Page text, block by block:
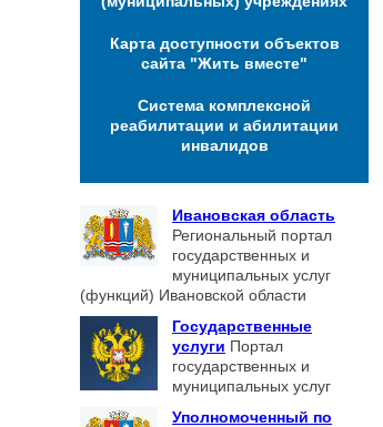
Карта доступности объектов
сайта "Жить вместе"
Система комплексной
реабилитации и абилитации
инвалидов
Ивановская область
Региональный портал
государственных и
муниципальных услуг
(функций) Ивановской области
Государственные
услуги Портал
государственных и
муниципальных услуг
Уполномоченный по